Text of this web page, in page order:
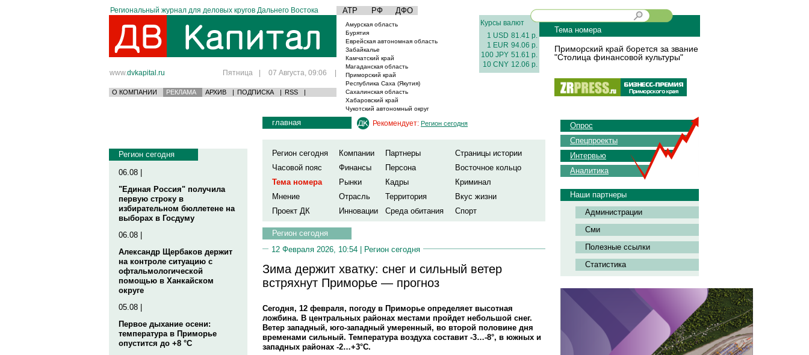
Региональный журнал для деловых кругов Дальнего Востока АТР РФ ДФО
www.dvkapital.ru Пятница | 07 Августа, 09:06 |
О КОМПАНИИ РЕКЛАМА АРХИВ | ПОДПИСКА | RSS |
Амурская область
Бурятия
Еврейская автономная область
Забайкалье
Камчатский край
Магаданская область
Приморский край
Республика Саха (Якутия)
Сахалинская область
Хабаровский край
Чукотский автономный округ
Курсы валют
1 USD 81.41 р.
1 EUR 94.06 р.
100 JPY 51.61 р.
10 CNY 12.06 р.
Тема номера
Приморский край борется за звание
"Столица финансовой культуры"
Регион сегодня
06.08 |
"Единая Россия" получила
первую строку в
избирательном бюллетене на
выборах в Госдуму
06.08 |
Александр Щербаков держит
на контроле ситуацию с
офтальмологической
помощью в Ханкайском
округе
05.08 |
Первое дыхание осени:
температура в Приморье
опустится до +8 °C
главная Рекомендует: Регион сегодня
Регион сегодня Компании Партнеры
Страницы истории
Часовой пояс
Финансы Персона
Восточное кольцо
Тема номера
Рынки Кадры
Криминал
Мнение
Отрасль Территория
Вкус жизни
Проект ДК
Инновации Среда обитания Спорт
Регион сегодня
12 Февраля 2026, 10:54 | Регион сегодня
Зима держит хватку: снег и сильный ветер
встряхнут Приморье — прогноз
Сегодня, 12 февраля, погоду в Приморье определяет высотная
ложбина. В центральных районах местами пройдет небольшой снег.
Ветер западный, юго-западный умеренный, во второй половине дня
временами сильный. Температура воздуха составит -3…-8°, в южных и
западных районах -2…+3°C.
Опрос
Спецпроекты
Интервью
Аналитика
Наши партнеры
Администрации
Сми
Полезные ссылки
Статистика